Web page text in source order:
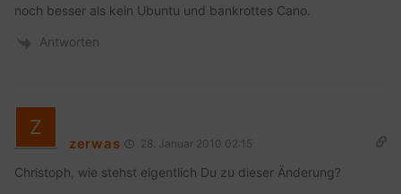
noch besser als kein Ubuntu und bankrottes Cano.
Antworten
zerwas 28. Januar 2010 02:15
Christoph, wie stehst eigentlich Du zu dieser Änderung?